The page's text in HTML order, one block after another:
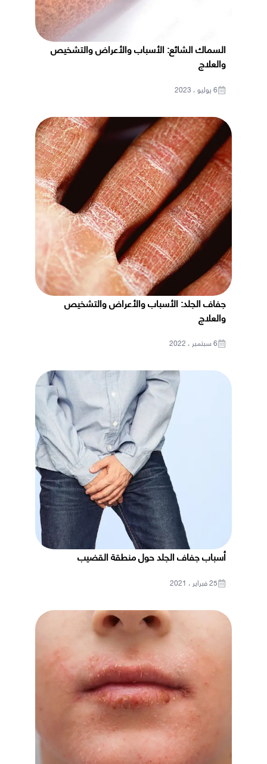
السماك الشائع: الأسباب والأعراض والتشخيص
والعلاج
6 يوليو ، 2023
جفاف الجلد: الأسباب والأعراض والتشخيص
والعلاج
6 سبتمبر ، 2022
أسباب جفاف الجلد حول منطقة القضيب
25 فبراير ، 2021